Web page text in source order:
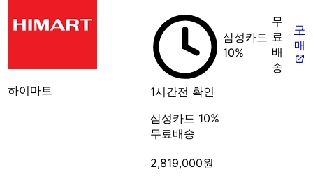
하이마트
1시간전 확인
삼성카드 10%
무료배송
삼성카드
10%
무
료
배
송
구
매
2,819,000원